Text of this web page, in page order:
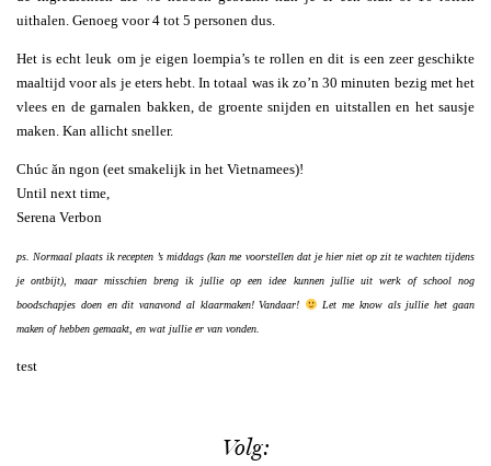
uithalen. Genoeg voor 4 tot 5 personen dus.
Het is echt leuk om je eigen loempia’s te rollen en dit is een zeer geschikte
maaltijd voor als je eters hebt. In totaal was ik zo’n 30 minuten bezig met het
vlees en de garnalen bakken, de groente snijden en uitstallen en het sausje
maken. Kan allicht sneller.
Chúc ăn ngon (eet smakelijk in het Vietnamees)!
Until next time,
Serena Verbon
ps. Normaal plaats ik recepten ’s middags (kan me voorstellen dat je hier niet op zit te wachten tijdens
je ontbijt), maar misschien breng ik jullie op een idee kunnen jullie uit werk of school nog
boodschapjes doen en dit vanavond al klaarmaken! Vandaar!
Let me know als jullie het gaan
maken of hebben gemaakt, en wat jullie er van vonden.
test
Volg: